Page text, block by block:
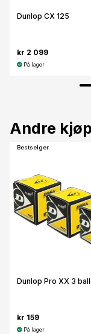
Dunlop CX 125
kr 2 099
På lager
Andre
Bestselger
Dunlop Pro XX 3
kr 159
På lager